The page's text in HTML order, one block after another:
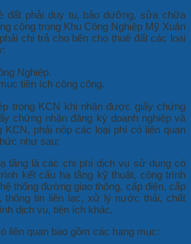
đất phải duy tu, bảo dưỡng, sửa chữa
cộng trong Khu Công Nghiệp Mỹ Xuân
chi trả cho bên cho thuê đất các loại
Nghiệp.
tiện ích công cộng.
trong KCN khi nhận được giấy chứng
chứng nhận đăng ký doanh nghiệp và
phải nộp các loại phí có liên quan
như sau:
tầng là các chi phí dịch vụ sử dụng có
kết cấu hạ tầng kỹ thuật, công trình
thống đường giao thông, cấp điện, cấp
thông tin liên lạc, xử lý nước thải, chất
dịch vụ, tiện ích khác.
liên quan bao gồm các hạng mục: